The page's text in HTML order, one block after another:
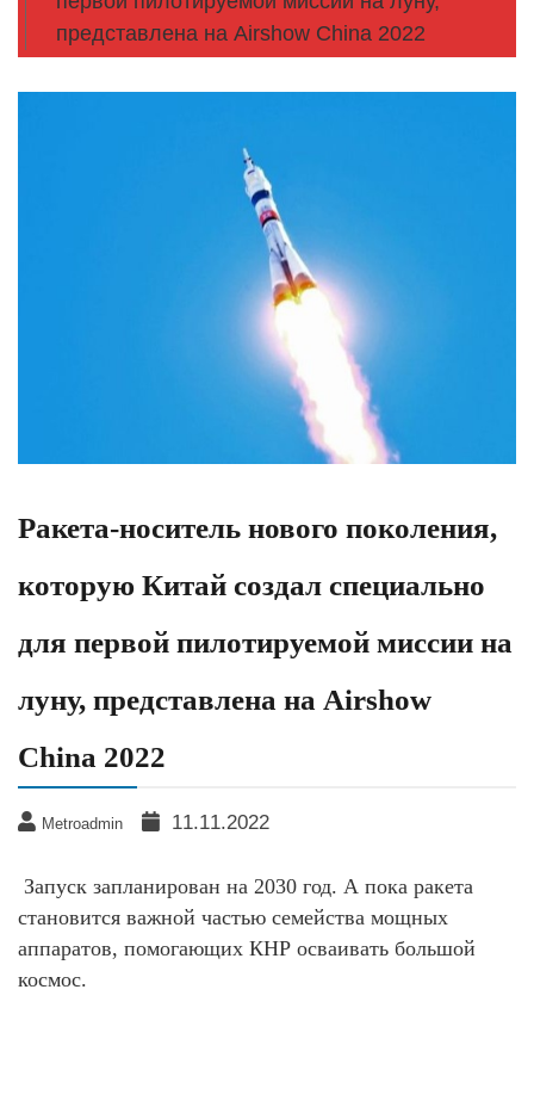
представлена на Airshow China 2022
Ракета-носитель нового поколения,
которую Китай создал специально
для первой пилотируемой миссии на
луну, представлена на Airshow
China 2022
Metroadmin 11.11.2022
Запуск запланирован на 2030 год. А пока ракета
становится важной частью семейства мощных
аппаратов, помогающих КНР осваивать большой
космос.